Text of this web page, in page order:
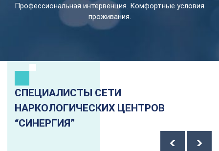
Профессиональная интервенция. Комфортные условия
проживания.
СПЕЦИАЛИСТЫ СЕТИ
НАРКОЛОГИЧЕСКИХ ЦЕНТРОВ
“СИНЕРГИЯ”